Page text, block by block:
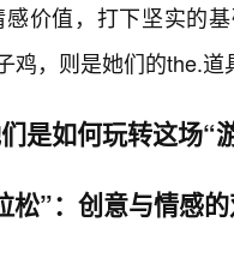
价值，打下坚实的
鸡，则是她们的the.道
是如何玩转这场“
松”：创意与情感